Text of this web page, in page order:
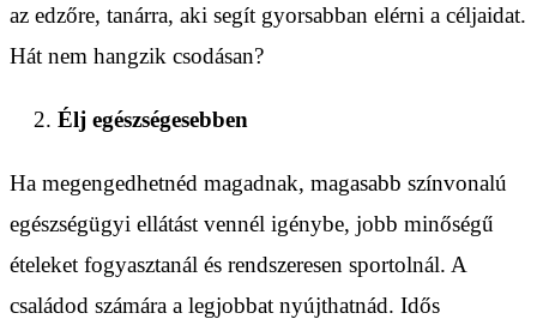
az edzőre, tanárra, aki segít gyorsabban elérni a céljaidat.
Hát nem hangzik csodásan?
Élj egészségesebben
Ha megengedhetnéd magadnak, magasabb színvonalú
egészségügyi ellátást vennél igénybe, jobb minőségű
ételeket fogyasztanál és rendszeresen sportolnál. A
családod számára a legjobbat nyújthatnád. Idős